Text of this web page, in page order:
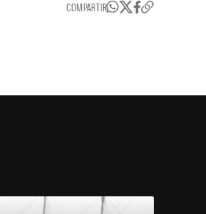
COMPARTIR